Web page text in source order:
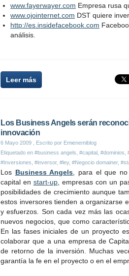
www.fayerwayer.com Empresa rusa
www.ojointernet.com DST quiere
http://es.insidefacebook.com
análisis.
Leer más
Los Business Angels serán
innovación
6 Mayo 2009 , Escrito por Emienemiblog
Etiquetado en #business angels #capital #dominios
#Inversiones #inversor, #ley, #Negocio domainer,
Los Business Angels , para el que
capital en start-up, empresas con un
posibilidades de crecimiento aunque
estos inversores tienden a organizarse
y esfuerzos. Son cada vez más las
nuevos negocios, que como
En las fases iniciales de un proyecto
colaborar que a una empresa de
de retorno de la inversión. Muchas
garantía la fe en el proyecto o en el